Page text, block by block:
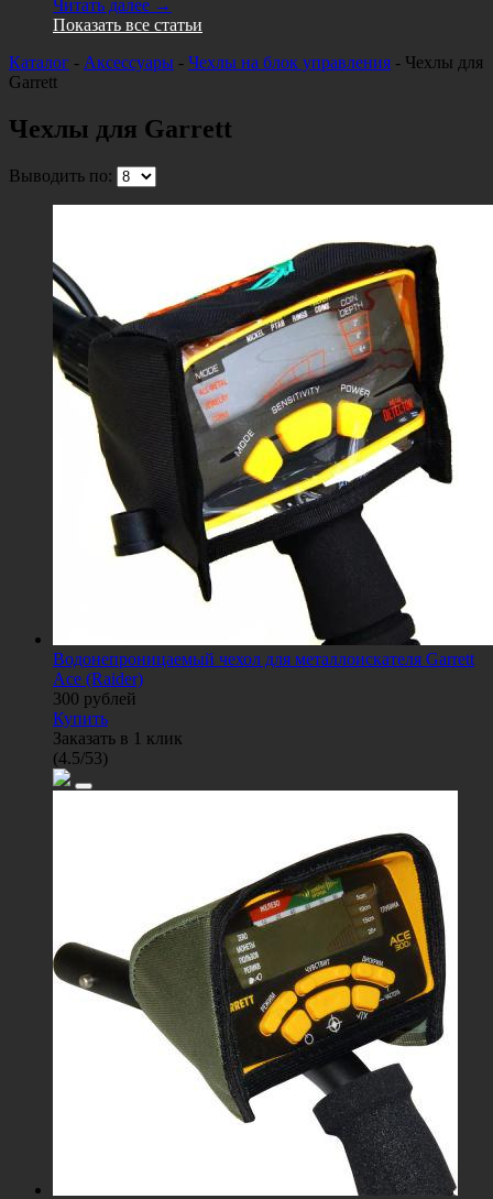
Читать далее →
Показать все статьи
Каталог - Аксессуары - Чехлы на блок управления - Чехлы для
Garrett
Чехлы для Garrett
Выводить по:
Водонепроницаемый чехол для металлоискателя Garrett
Ace (Raider)
300 рублей
Купить
Заказать в 1 клик
(4.5/53)